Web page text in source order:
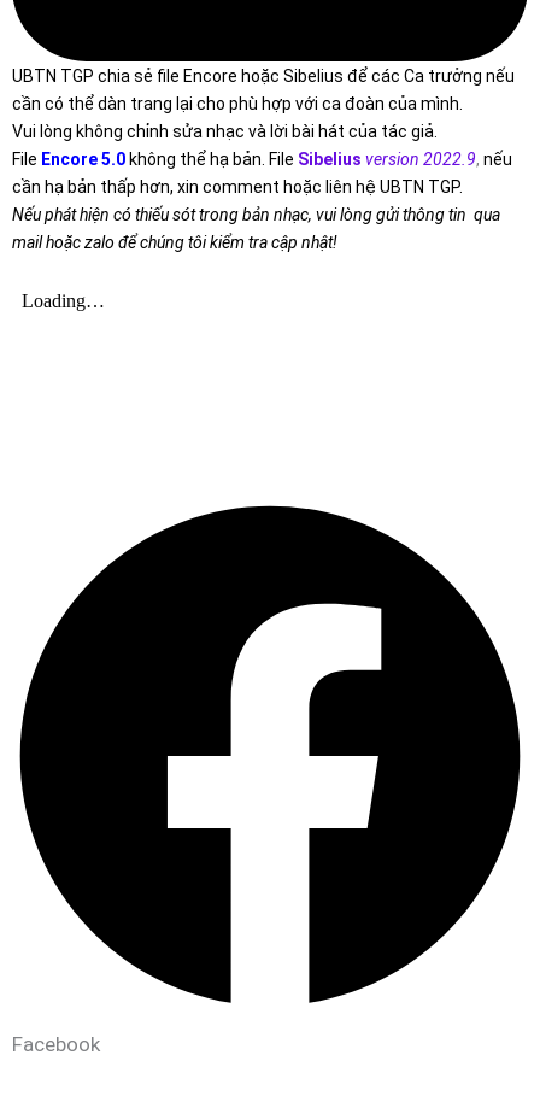
UBTN TGP chia sẻ file Encore hoặc Sibelius để các Ca trưởng nếu
cần có thể dàn trang lại cho phù hợp với ca đoàn của mình.
Vui lòng không chỉnh sửa nhạc và lời bài hát của tác giả.
File Encore 5.0 không thể hạ bản. File Sibelius version 2022.9, nếu
cần hạ bản thấp hơn, xin comment hoặc liên hệ UBTN TGP.
Nếu phát hiện có thiếu sót trong bản nhạc, vui lòng gửi thông tin qua
mail hoặc zalo để chúng tôi kiểm tra cập nhật!
Facebook